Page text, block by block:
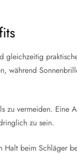
gleichzeitig
während
zu vermeiden. Eine
zu sein.
Halt beim Schläger